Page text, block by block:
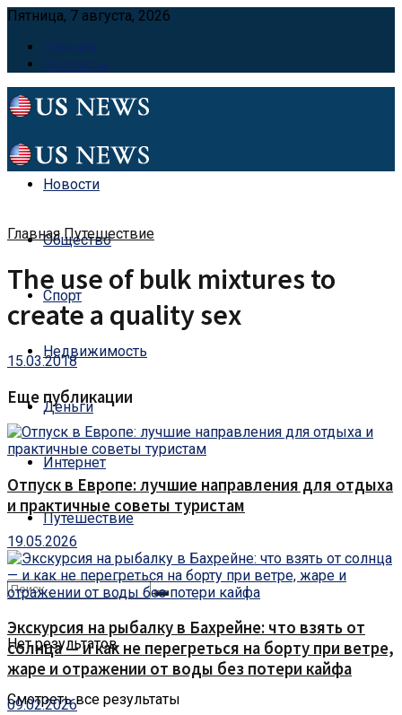
Пятница, 7 августа, 2026
Главная
Контакты
Новости
Общество
Спорт
Недвижимость
Деньги
Интернет
Путешествие
Нет результатов
Смотреть все результаты
Главная Путешествие
The use of bulk mixtures to
create a quality sex
15.03.2018
Еще публикации
Отпуск в Европе: лучшие направления для отдыха
и практичные советы туристам
19.05.2026
Экскурсия на рыбалку в Бахрейне: что взять от
солнца — и как не перегреться на борту при ветре,
жаре и отражении от воды без потери кайфа
09.02.2026